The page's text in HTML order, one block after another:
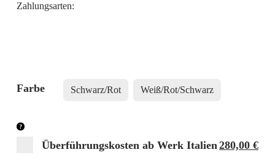
Farbe Schwarz/Rot Weiß/Rot/Schwarz
Überführungskosten ab Werk Italien280,00 €